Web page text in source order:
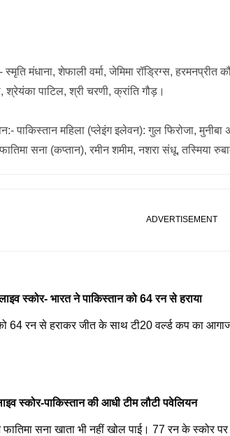
मंधाना, शेफाली वर्मा, जेमिमा रॉड्रिग्स,
श्रेयंका पाटिल, श्री चरणी, क्रांति गौड़।
पाकिस्तान महिला (प्लेइंग इलेवन): गुल फिरोजा,
सना (कप्तान), रमीन शमीम, नशरा संधू, तस्मिया
स्कोर- भारत ने पाकिस्तान को 64 रन से हराया
64 रन से हराकर जीत के साथ टी20 वर्ल्ड कप का
स्कोर-पाकिस्तान की आधी टीम लौटी पवेलियन
फातिमा सना खाता भी नहीं खोल पाई। 77 रन के स्कोर